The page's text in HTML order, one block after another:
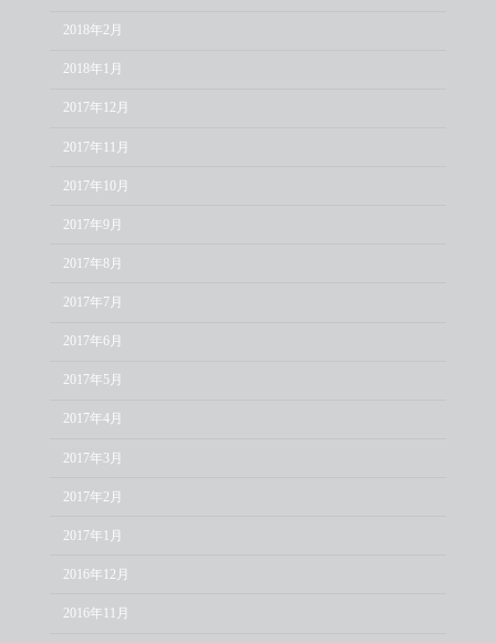
2018年2月
2018年1月
2017年12月
2017年11月
2017年10月
2017年9月
2017年8月
2017年7月
2017年6月
2017年5月
2017年4月
2017年3月
2017年2月
2017年1月
2016年12月
2016年11月